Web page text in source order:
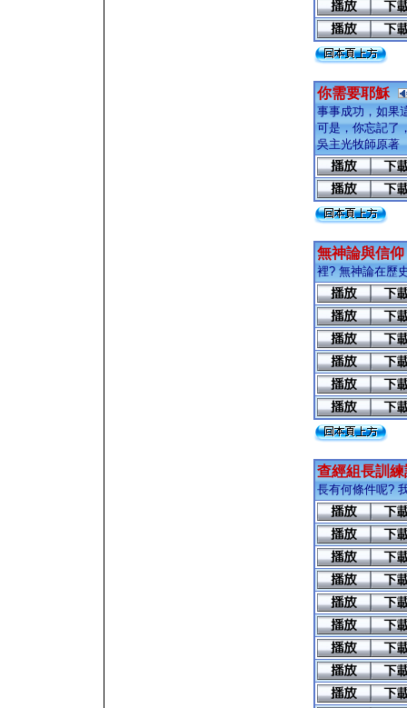
你需要耶穌
事事成功，如果
可是，你忘記了
吳主光牧師原著
無神論與信仰
裡? 無神論在歷
查經組長訓練
長有何條件呢?